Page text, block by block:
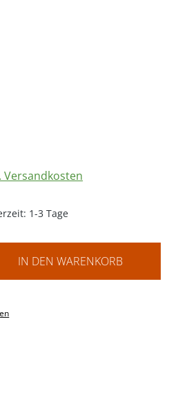
Versandkosten
1-3 Tage
Gib den gewünschten
IN DEN WARENKORB